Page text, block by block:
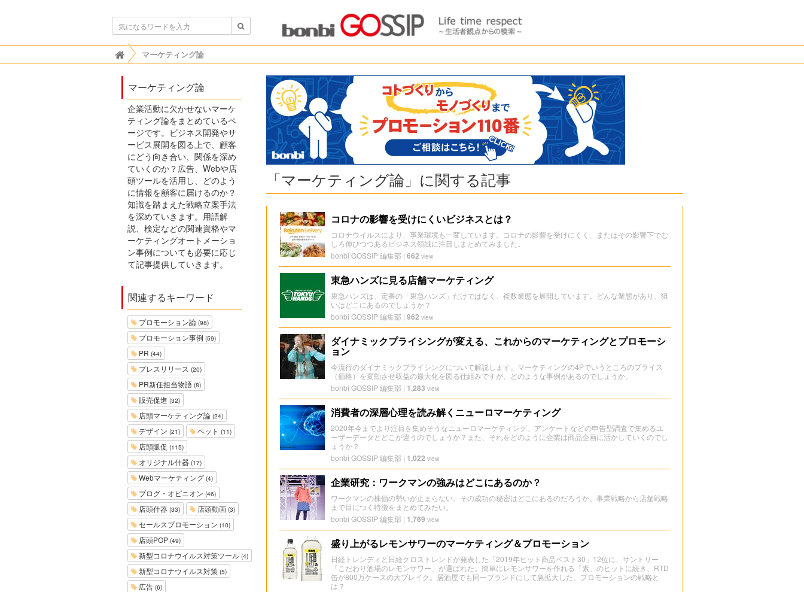
ボンビゴシップ
マーケティング論
マーケティング論
企業活動に欠かせないマーケ
ティング論をまとめているペ
ージです。ビジネス開発やサ
ービス展開を図る上で、顧客
にどう向き合い、関係を深め
ていくのか？広告、Webや店
頭ツールを活用し、どのよう
に情報を顧客に届けるのか？
知識を踏まえた戦略立案手法
を深めていきます。用語解
説、検定などの関連資格やマ
ーケティングオートメーショ
ン事例についても必要に応じ
て記事提供していきます。
関連するキーワード
プロモーション論 (98)
プロモーション事例 (59)
PR (44)
プレスリリース (20)
PR新任担当物語 (8)
販売促進 (32)
店頭マーケティング論 (24)
デザイン (21) ペット (11)
店頭販促 (115)
オリジナル什器 (17)
Webマーケティング (4)
ブログ・オピニオン (46)
店頭什器 (33) 店頭動画 (3)
セールスプロモーション (10)
店頭POP (49)
新型コロナウイルス対策ツール (4)
新型コロナウイルス対策 (5)
広告 (6)
「マーケティング論」に関する記事
コロナの影響を受けにくいビジネスとは？
コロナウイルスにより、事業環境も一変しています。コロナの影響を受けにくく、またはその影響下でむ
しろ伸びつつあるビジネス領域に注目しまとめてみました。
bonbi GOSSIP 編集部 | 662 view
東急ハンズに見る店舗マーケティング
東急ハンズは、定番の「東急ハンズ」だけではなく、複数業態を展開しています。どんな業態があり、狙
いはどこにあるのでしょうか？
bonbi GOSSIP 編集部 | 962 view
ダイナミックプライシングが変える、これからのマーケティングとプロモーシ
ョン
今流行のダイナミックプライシングについて解説します。マーケティングの4Pでいうところのプライス
（価格）を変動させ収益の最大化を図る仕組みですが、どのような事例があるのでしょうか。
bonbi GOSSIP 編集部 | 1,283 view
消費者の深層心理を読み解くニューロマーケティング
2020年今までより注目を集めそうなニューロマーケティング。アンケートなどの申告型調査で集めるユ
ーザーデータとどこが違うのでしょうか？また、それをどのように企業は商品企画に活かしていくのでし
ょうか？
bonbi GOSSIP 編集部 | 1,022 view
企業研究：ワークマンの強みはどこにあるのか？
ワークマンの株価の勢いが止まらない。その成功の秘密はどこにあるのだろうか。事業戦略から店舗戦略
まで目につく特徴をまとめてみたい。
bonbi GOSSIP 編集部 | 1,769 view
盛り上がるレモンサワーのマーケティング＆プロモーション
日経トレンディと日経クロストレンドが発表した「2019年ヒット商品ベスト30」12位に、サントリー
「こだわり酒場のレモンサワー」が選ばれた。簡単にレモンサワーを作れる「素」のヒットに続き、RTD
缶が800万ケースの大ブレイク。居酒屋でも同一ブランドにして急拡大した。プロモーションの戦略と
は？